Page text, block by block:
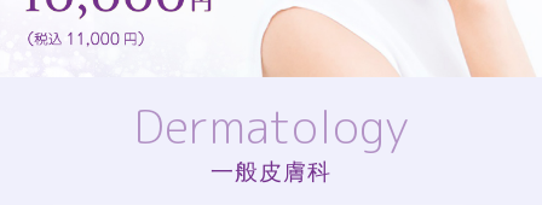
Dermatology
一般皮膚科